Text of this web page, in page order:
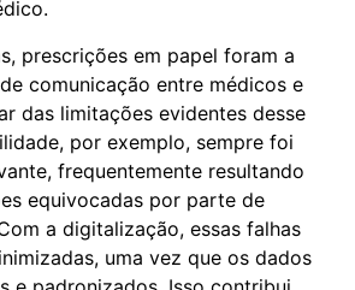
prescrições em papel foram a
comunicação entre médicos e
das limitações evidentes desse
por exemplo, sempre foi
frequentemente resultando
equivocadas por parte de
a digitalização, essas falhas
uma vez que os dados